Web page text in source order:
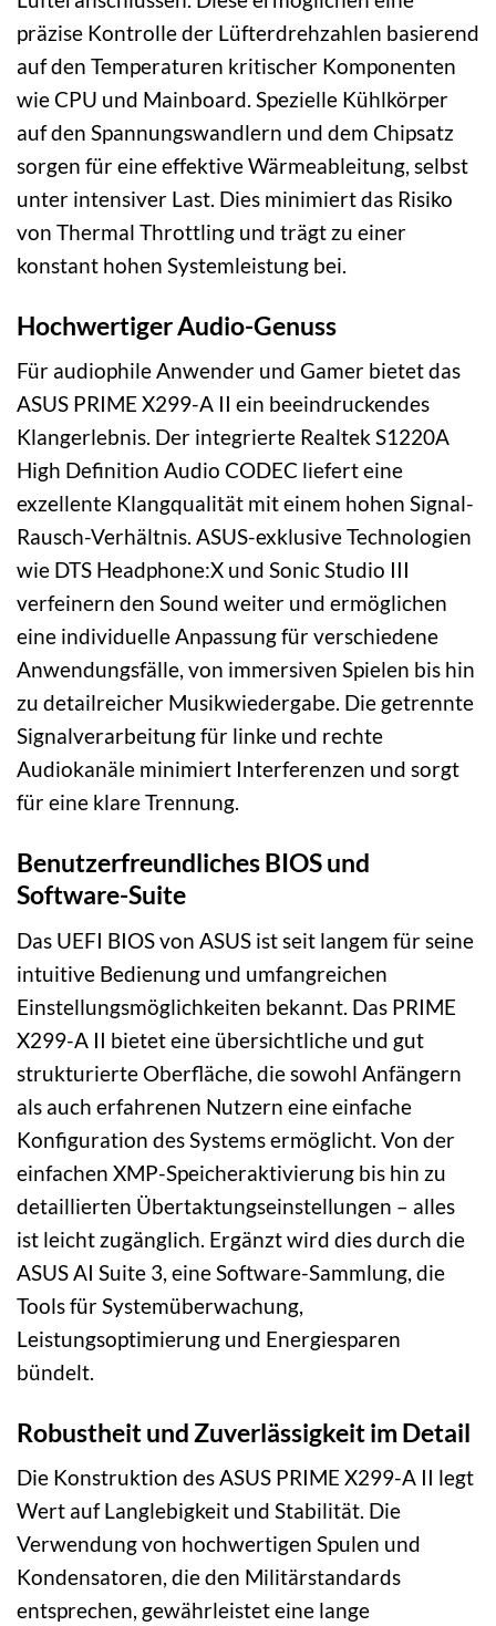
präzise Kontrolle der Lüfterdrehzahlen basierend
auf den Temperaturen kritischer Komponenten
wie CPU und Mainboard. Spezielle Kühlkörper
auf den Spannungswandlern und dem Chipsatz
sorgen für eine effektive Wärmeableitung, selbst
unter intensiver Last. Dies minimiert das Risiko
von Thermal Throttling und trägt zu einer
konstant hohen Systemleistung bei.
Hochwertiger Audio-Genuss
Für audiophile Anwender und Gamer bietet das
ASUS PRIME X299-A II ein beeindruckendes
Klangerlebnis. Der integrierte Realtek S1220A
High Definition Audio CODEC liefert eine
exzellente Klangqualität mit einem hohen Signal-
Rausch-Verhältnis. ASUS-exklusive Technologien
wie DTS Headphone:X und Sonic Studio III
verfeinern den Sound weiter und ermöglichen
eine individuelle Anpassung für verschiedene
Anwendungsfälle, von immersiven Spielen bis hin
zu detailreicher Musikwiedergabe. Die getrennte
Signalverarbeitung für linke und rechte
Audiokanäle minimiert Interferenzen und sorgt
für eine klare Trennung.
Benutzerfreundliches BIOS und
Software-Suite
Das UEFI BIOS von ASUS ist seit langem für seine
intuitive Bedienung und umfangreichen
Einstellungsmöglichkeiten bekannt. Das PRIME
X299-A II bietet eine übersichtliche und gut
strukturierte Oberfläche, die sowohl Anfängern
als auch erfahrenen Nutzern eine einfache
Konfiguration des Systems ermöglicht. Von der
einfachen XMP-Speicheraktivierung bis hin zu
detaillierten Übertaktungseinstellungen – alles
ist leicht zugänglich. Ergänzt wird dies durch die
ASUS AI Suite 3, eine Software-Sammlung, die
Tools für Systemüberwachung,
Leistungsoptimierung und Energiesparen
bündelt.
Robustheit und Zuverlässigkeit im Detail
Die Konstruktion des ASUS PRIME X299-A II legt
Wert auf Langlebigkeit und Stabilität. Die
Verwendung von hochwertigen Spulen und
Kondensatoren, die den Militärstandards
entsprechen, gewährleistet eine lange